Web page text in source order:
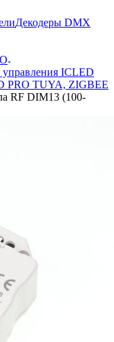
Декодеры DMX
ICLED
PRO TUYA, ZIGBEE
RF DIM13 (100-